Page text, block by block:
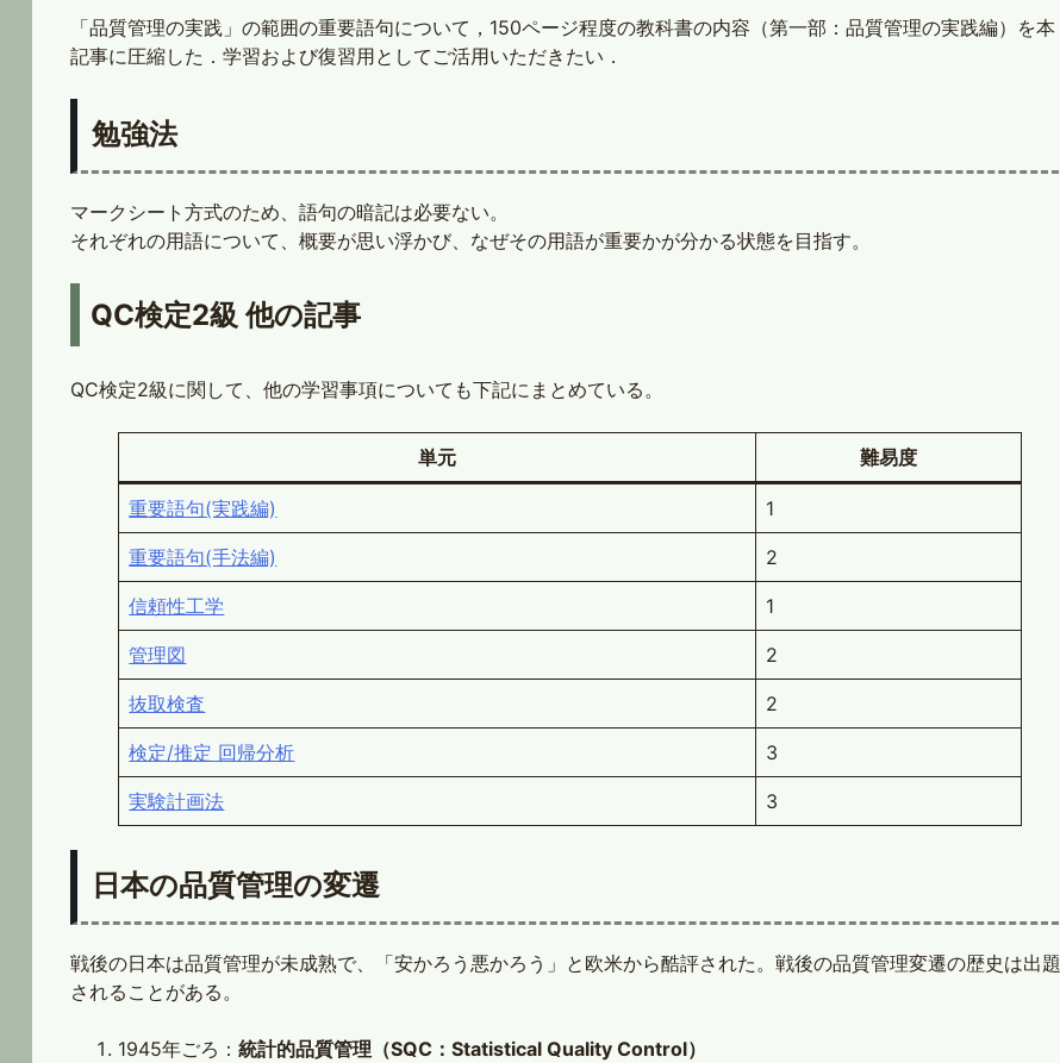
「品質管理の実践」の範囲の重要語句について，150ページ程度の教科書の内容（第一部：品質管理の実践編）を本
記事に圧縮した．学習および復習用としてご活用いただきたい．
勉強法
マークシート方式のため、語句の暗記は必要ない。
それぞれの用語について、概要が思い浮かび、なぜその用語が重要かが分かる状態を目指す。
QC検定2級 他の記事
QC検定2級に関して、他の学習事項についても下記にまとめている。
単元 難易度
重要語句(実践編) 1
重要語句(手法編) 2
信頼性工学 1
管理図 2
抜取検査 2
検定/推定 回帰分析 3
実験計画法 3
日本の品質管理の変遷
戦後の日本は品質管理が未成熟で、「安かろう悪かろう」と欧米から酷評された。戦後の品質管理変遷の歴史は出題
されることがある。
1945年ごろ：統計的品質管理（SQC：Statistical Quality Control）